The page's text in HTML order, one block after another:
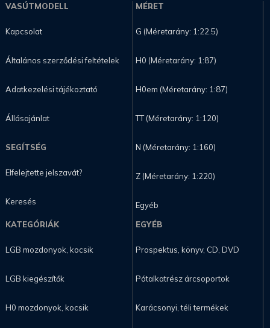
VASÚTMODELL
Kapcsolat
Általános szerződési feltételek
Adatkezelési tájékoztató
Állásajánlat
SEGÍTSÉG
Elfelejtette jelszavát?
Keresés
MÉRET
G (Méretarány: 1:22.5)
H0 (Méretarány: 1:87)
H0em (Méretarány: 1:87)
TT (Méretarány: 1:120)
N (Méretarány: 1:160)
Z (Méretarány: 1:220)
Egyéb
KATEGÓRIÁK
LGB mozdonyok, kocsik
LGB kiegészítők
H0 mozdonyok, kocsik
EGYÉB
Prospektus, könyv, CD, DVD
Pótalkatrész árcsoportok
Karácsonyi, téli termékek